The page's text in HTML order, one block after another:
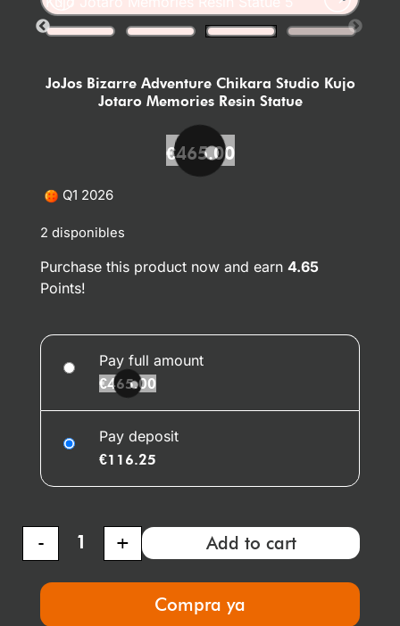
JoJos Bizarre Adventure Chikara Studio Kujo
Jotaro Memories Resin Statue
€465.00
Q1 2026
2 disponibles
Purchase this product now and earn 4.65
Points!
Pay full amount
€465.00
Pay deposit
€116.25
- + Add to cart
Compra ya